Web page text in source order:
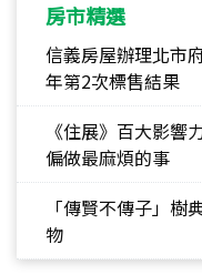
房市精選
信義房屋辦理北市
年第2次標售結果
《住展》百大影
偏做最麻煩的事
「傳賢不傳子」
物